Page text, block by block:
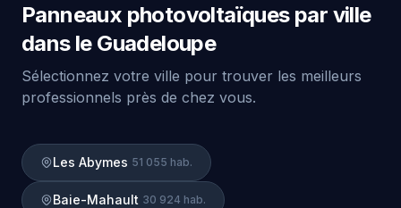
Panneaux photovoltaïques par ville
dans le Guadeloupe
Sélectionnez votre ville pour trouver les meilleurs
professionnels près de chez vous.
Les Abymes 51 055 hab.
Baie-Mahault 30 924 hab.